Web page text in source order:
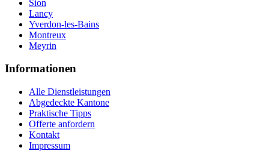
Sion
Lancy
Yverdon-les-Bains
Montreux
Meyrin
Informationen
Alle Dienstleistungen
Abgedeckte Kantone
Praktische Tipps
Offerte anfordern
Kontakt
Impressum